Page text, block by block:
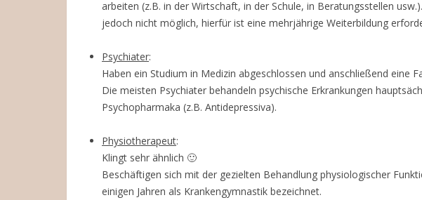
arbeiten (z.B. in der Wirtschaft, in der Schule, in Beratungsstellen
jedoch nicht möglich, hierfür ist eine mehrjährige Weiterbildung
Psychiater:
Haben ein Studium in Medizin abgeschlossen und anschließend eine
Die meisten Psychiater behandeln psychische Erkrankungen
Psychopharmaka (z.B. Antidepressiva).
Physiotherapeut:
Klingt sehr ähnlich 🙂
Beschäftigen sich mit der gezielten Behandlung physiologischer
einigen Jahren als Krankengymnastik bezeichnet.